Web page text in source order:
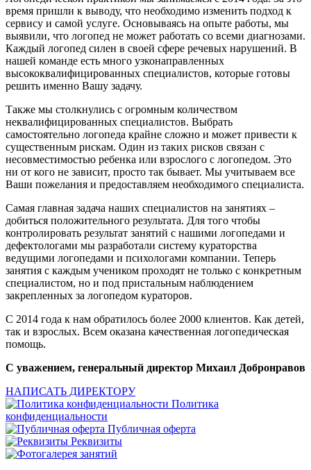
время пришли к выводу, что необходимо изменить подход к
сервису и самой услуге. Основываясь на опыте работы, мы
выявили, что логопед не может работать со всеми диагнозами.
Каждый логопед силен в своей сфере речевых нарушений. В
нашей команде есть много узконаправленных
высококвалифицированных специалистов, которые готовы
решить именно Вашу задачу.
Также мы столкнулись с огромным количеством
неквалифицированных специалистов. Выбрать
самостоятельно логопеда крайне сложно и может привести к
существенным рискам. Один из таких рисков связан с
несовместимостью ребенка или взрослого с логопедом. Это
ни от кого не зависит, просто так бывает. Мы учитываем все
Ваши пожелания и предоставляем необходимого специалиста.
Самая главная задача наших специалистов на занятиях –
добиться положительного результата. Для того чтобы
контролировать результат занятий с нашими логопедами и
дефектологами мы разработали систему кураторства
ведущими логопедами и психологами компании. Теперь
занятия с каждым учеником проходят не только с конкретным
специалистом, но и под пристальным наблюдением
закрепленных за логопедом кураторов.
С 2014 года к нам обратилось более 2000 клиентов. Как детей,
так и взрослых. Всем оказана качественная логопедическая
помощь.
С уважением, генеральный директор Михаил Добронравов
НАПИСАТЬ ДИРЕКТОРУ
Политика
конфиденциальности
Публичная оферта
Реквизиты